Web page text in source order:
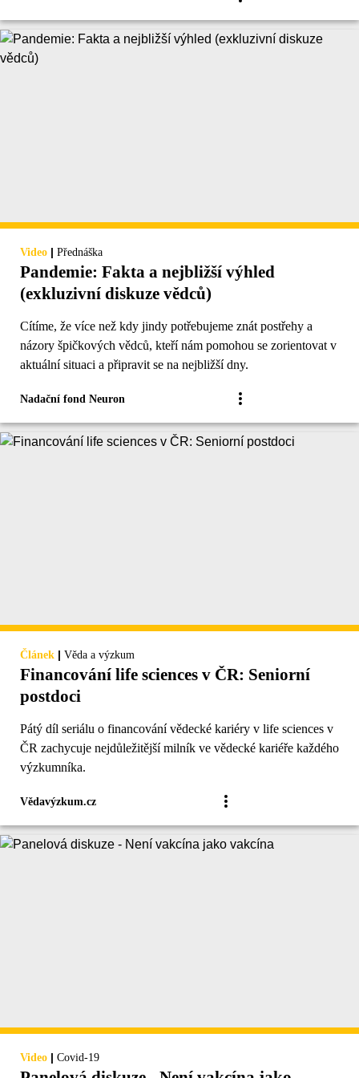
Video | Přednáška
Pandemie: Fakta a nejbližší výhled
(exkluzivní diskuze vědců)
Cítíme, že více než kdy jindy potřebujeme znát postřehy a
názory špičkových vědců, kteří nám pomohou se zorientovat v
aktuální situaci a připravit se na nejbližší dny.
Nadační fond Neuron
Článek | Věda a výzkum
Financování life sciences v ČR: Seniorní
postdoci
Pátý díl seriálu o financování vědecké kariéry v life sciences v
ČR zachycuje nejdůležitější milník ve vědecké kariéře každého
výzkumníka.
Vědavýzkum.cz
Video | Covid-19